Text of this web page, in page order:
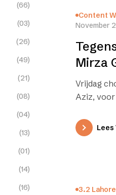
Content
November
Mirza
aan
Vrijdag
Aziz, voor
choetbaLees
3.2
(66)
(03)
(26)
(49)
(21)
(08)
(04)
(13)
(01)
(14)
(16)